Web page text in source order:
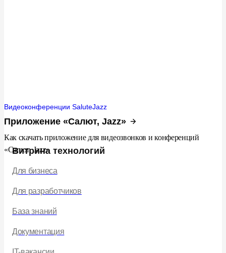
Видеоконференции SaluteJazz
Приложение «Салют, Jazz»
Как скачать приложение для видеозвонков и конференций
«Салют, Jazz»
Витрина технологий
Для бизнеса
Для разработчиков
База знаний
Документация